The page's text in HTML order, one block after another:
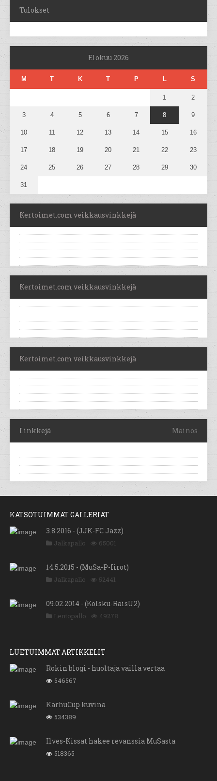
Tulokset
Elokuu 2026
M T K T P L S
1 2
3 4 5 6 7 8 9
10 11 12 13 14 15 16
17 18 19 20 21 22 23
24 25 26 27 28 29 30
31
Kertoimet.com veikkausvinkkejä
Kertoimet.com veikkausvinkkejä
Kertoimet.com veikkausvinkkejä
Linkkejä Mainos
KATSOTUIMMAT GALLERIAT
3.8.2016 - (JJK-FC Jazz)
Jalkapallo 65001
14.5.2015 - (MuSa-P-Iirot)
Jalkapallo 52441
09.02.2014 - (KoIsku-RaisU2)
Lentopallo 49278
LUETUIMMAT ARTIKKELIT
Rokin blogi - huoltaja vailla vertaa
546567
KarhuCup kuvina
534389
Ilves-Kissat hakee revanssia MuSasta
518365